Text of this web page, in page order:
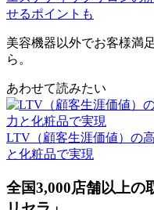
せるポイントも
美容機器以外でお客様満
ら。
あわせて読みたい
LTV（顧客生涯価値）の
と化粧品で実現
全国3,000店舗以上の